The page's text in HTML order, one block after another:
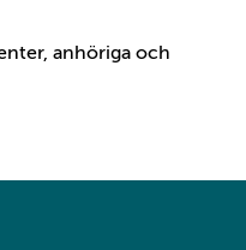
anhöriga och